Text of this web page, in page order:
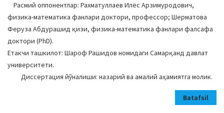
Расмий оппонентлар: Рахматуллаев Илёс Арзимуродович,
физика-математика фанлари доктори, профессор; Шерматова
Феруза Абдурашид қизи, физика-математика фанлари фалсафа
доктори (PhD).
Етакчи ташкилот: Шароф Рашидов номидаги Самарқанд давлат
университети.
Диссертация йўналиши: назарий ва амалий аҳамиятга молик.
Batafsil